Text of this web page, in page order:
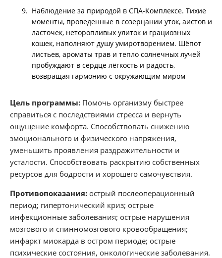
Наблюдение за природой в СПА-Комплексе. Тихие
моменты, проведенные в созерцании уток, аистов и
ласточек, неторопливых улиток и грациозных
кошек, наполняют душу умиротворением. Шёпот
листьев, ароматы трав и тепло солнечных лучей
пробуждают в сердце лёгкость и радость,
возвращая гармонию с окружающим миром
Цель программы: Помочь организму быстрее
справиться с последствиями стресса и вернуть
ощущение комфорта. Способствовать снижению
эмоционального и физического напряжения,
уменьшить проявления раздражительности и
усталости. Способствовать раскрытию собственных
ресурсов для бодрости и хорошего самочувствия.
Противопоказания: острый послеоперационный
период; гипертонический криз; острые
инфекционные заболевания; острые нарушения
мозгового и спинномозгового кровообращения;
инфаркт миокарда в остром периоде; острые
психические состояния, онкологические заболевания.